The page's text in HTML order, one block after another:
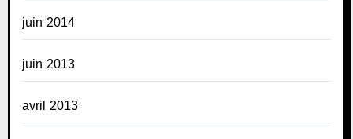
juin 2014
juin 2013
avril 2013